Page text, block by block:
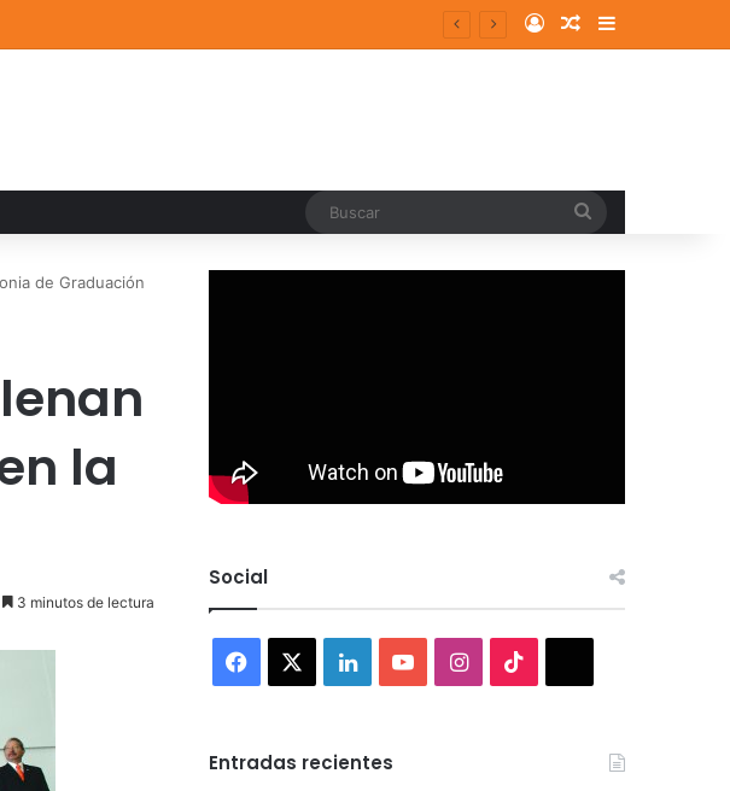
Log InRandom Article
Sidebar
de Graduación
la
3 minutos de lectura
Social
Facebook LinkedInYouTubeInstagram
Entradas recientes